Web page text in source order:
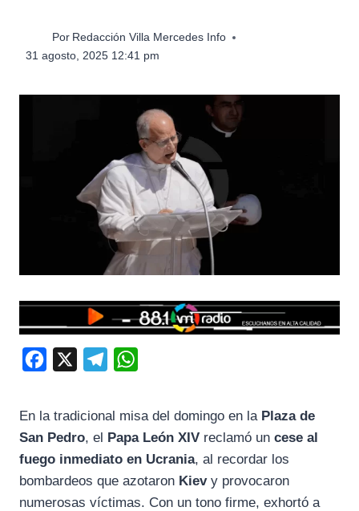
Por Redacción Villa Mercedes Info
31 agosto, 2025 12:41 pm
e
b
o
o
e
g
r
a
s
A
p
En la tradicional misa del domingo en la Plaza de
San Pedro, el Papa León XIV reclamó un cese al
fuego inmediato en Ucrania, al recordar los
bombardeos que azotaron Kievy provocaron
numerosas víctimas. Con un tono firme, exhortó a